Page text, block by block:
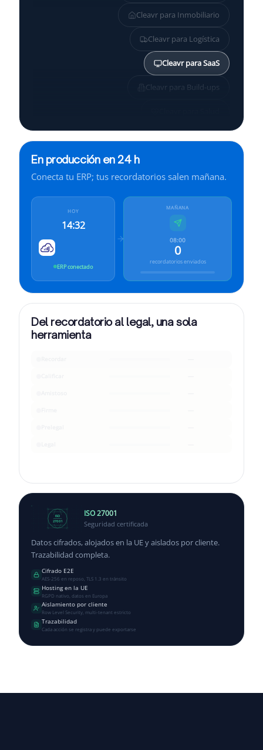
Cleavr para Inmobiliario
Cleavr para Logística
Cleavr paraSaaS
Cleavr para Build-ups
Cleavr para Finanzas
Cleavr paraIndustria
En producción en 24 h
Conecta tu ERP; tus recordatorios salen mañana.
HOY
14:32
ERP conectado
MAÑANA
08:00
0
recordatorios enviados
Del recordatorio al legal, una sola
herramienta
ISO
27001
ISO 27001
Seguridad certificada
Datos cifrados, alojados en la UE y aislados por cliente.
Trazabilidad completa.
Cifrado E2E
AES-256 en reposo, TLS 1.3 en tránsito
Hosting en la UE
RGPD nativo, datos en Europa
Aislamiento por cliente
Row Level Security, multi-tenant estricto
Trazabilidad
Cada acción se registra y puede exportarse